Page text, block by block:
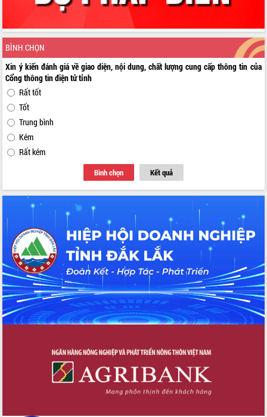
BÌNH CHỌN
Xin ý kiến đánh giá về giao diện, nội dung, chất lượng cung cấp thông tin của
Cổng thông tin điện tử tỉnh
Rất tốt
Tốt
Trung bình
Kém
Rất kém
Bình chọn Kết quả